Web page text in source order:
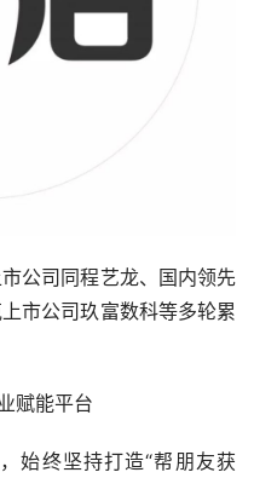
公司同程艺龙、国内领先
市公司玖富数科等多轮累
赋能平台
始终坚持打造“帮朋友获